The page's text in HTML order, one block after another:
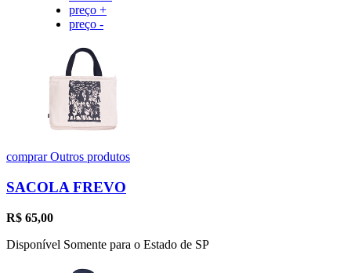
preço +
preço -
comprarOutros produtos
SACOLA FREVO
R$ 65,00
Disponível Somente para o Estado de SP